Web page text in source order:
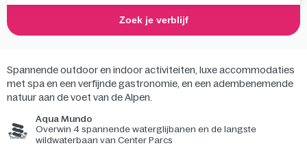
Zoek je verblijf
Spannende outdoor en indoor activiteiten, luxe accommodaties
met spa en een verfijnde gastronomie, en een adembenemende
natuur aan de voet van de Alpen.
Aqua Mundo
Overwin 4 spannende waterglijbanen en de langste
wildwaterbaan van Center Parcs